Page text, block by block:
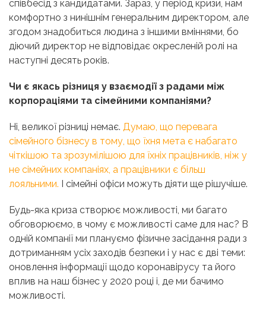
співбесід з кандидатами. Зараз, у період кризи, нам
комфортно з нинішнім генеральним директором, але
згодом знадобиться людина з іншими вміннями, бо
діючий директор не відповідає окресленій ролі на
наступні десять років.
Чи є якась різниця у взаємодії з радами між
корпораціями та сімейними компаніями?
Ні, великої різниці немає. Думаю, що перевага
сімейного бізнесу в тому, що їхня мета є набагато
чіткішою та зрозумілішою для їхніх працівників, ніж у
не сімейних компаніях, а працівники є більш
лояльними. І сімейні офіси можуть діяти ще рішучіше.
Будь-яка криза створює можливості, ми багато
обговорюємо, в чому є можливості саме для нас? В
одній компанії ми плануємо фізичне засідання ради з
дотриманням усіх заходів безпеки і у нас є дві теми:
оновлення інформації щодо коронавірусу та його
вплив на наш бізнес у 2020 році і, де ми бачимо
можливості.